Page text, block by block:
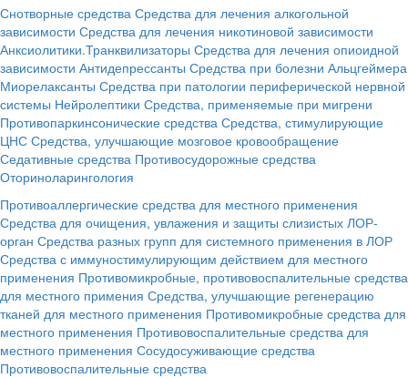
Снотворные средства Средства для лечения алкогольной
зависимости Средства для лечения никотиновой зависимости
Анксиолитики.Транквилизаторы Средства для лечения опиоидной
зависимости Антидепрессанты Средства при болезни Альцгеймера
Миорелаксанты Средства при патологии периферической нервной
системы Нейролептики Средства, применяемые при мигрени
Противопаркинсонические средства Средства, стимулирующие
ЦНС Средства, улучшающие мозговое кровообращение
Седативные средства Противосудорожные средства
Оториноларингология
Противоаллергические средства для местного применения
Средства для очищения, увлажения и защиты слизистых ЛОР-
орган Средства разных групп для системного применения в ЛОР
Средства с иммуностимулирующим действием для местного
применения Противомикробные, противовоспалительные средства
для местного примения Средства, улучшающие регенерацию
тканей для местного применения Противомикробные средства для
местного применения Противовоспалительные средства для
местного применения Сосудосуживающие средства
Противовоспалительные средства